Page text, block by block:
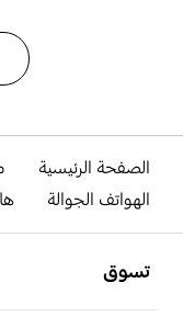
الصفحة الرئيسية
الهواتف الجوالة
تسوق